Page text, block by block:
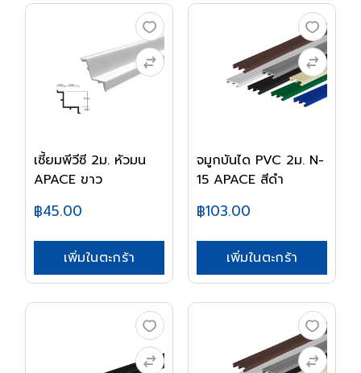
เซี้ยมพีวีซี 2ม. หัวมน
APACE ขาว
฿45.00
เพิ่มในตะกร้า
จมูกบันได PVC 2ม. N-
15 APACE สีดำ
฿103.00
เพิ่มในตะกร้า